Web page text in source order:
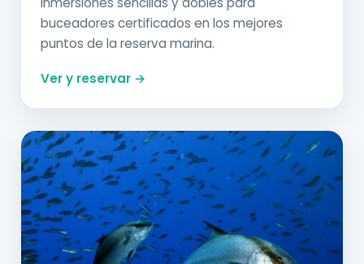
buceadores certificados en los mejores
puntos de la reserva marina.
Ver y reservar →